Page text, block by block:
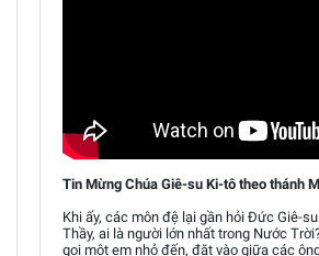
Tin Mừng Chúa Giê-su Ki-tô theo thánh
Khi ấy, các môn đệ lại gần hỏi Đức Giê-
Thầy, ai là người lớn nhất trong Nước
gọi một em nhỏ đến, đặt vào giữa các